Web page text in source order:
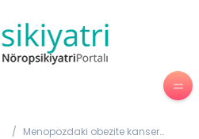
/ Menopozdaki obezite kanser